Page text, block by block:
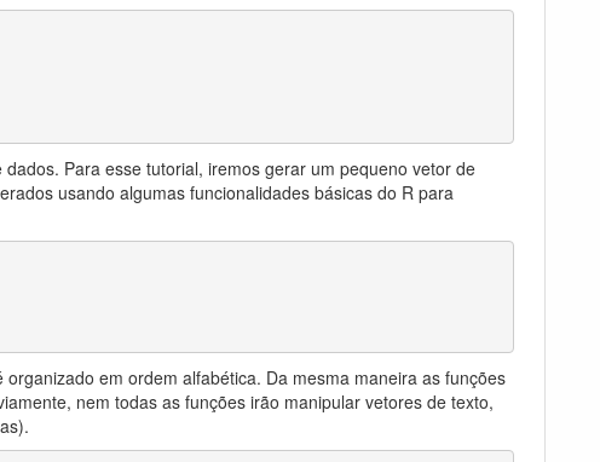
Para esse tutorial, iremos gerar um pequeno vetor de
usando algumas funcionalidades básicas do R para
em ordem alfabética. Da mesma maneira as funções
nem todas as funções irão manipular vetores de texto,